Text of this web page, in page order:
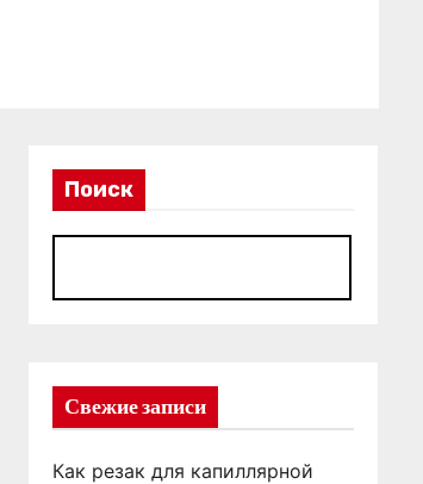
Поиск
Свежие записи
Как резак для капиллярной